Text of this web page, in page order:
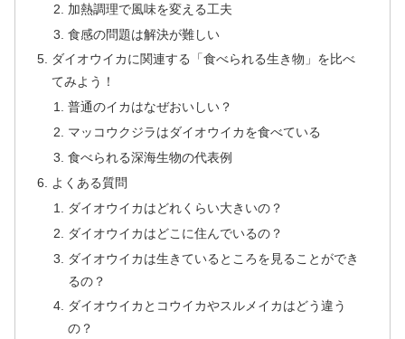
加熱調理で風味を変える工夫
食感の問題は解決が難しい
ダイオウイカに関連する「食べられる生き物」を比べ
てみよう！
普通のイカはなぜおいしい？
マッコウクジラはダイオウイカを食べている
食べられる深海生物の代表例
よくある質問
ダイオウイカはどれくらい大きいの？
ダイオウイカはどこに住んでいるの？
ダイオウイカは生きているところを見ることができ
るの？
ダイオウイカとコウイカやスルメイカはどう違う
の？